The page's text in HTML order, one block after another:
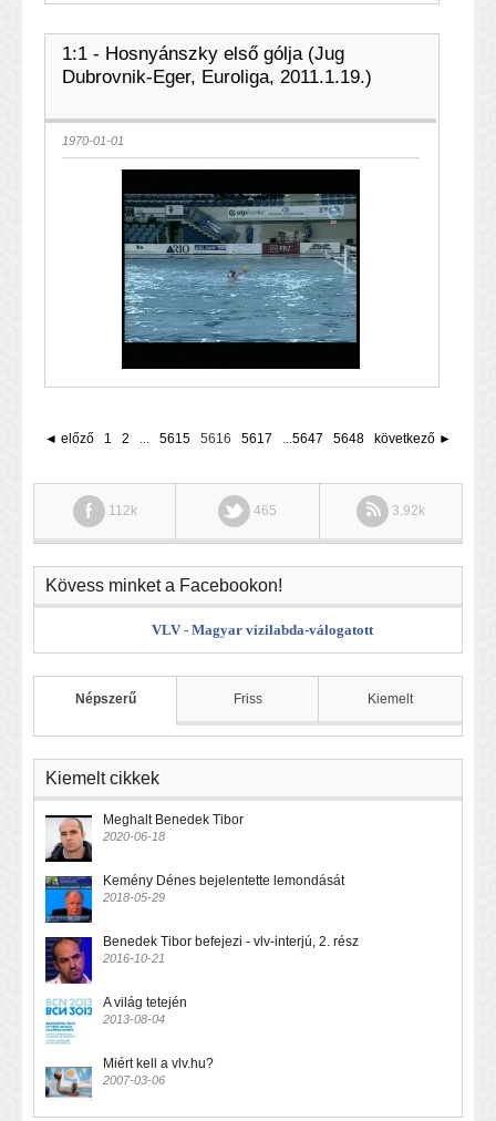
1:1 - Hosnyánszky első gólja (Jug
Dubrovnik-Eger, Euroliga, 2011.1.19.)
1970-01-01
◄ előző 1 2 ... 5615 5616 5617 ...5647 5648 következő ►
112k 465 3.92k
Kövess minket a Facebookon!
VLV - Magyar vízilabda-válogatott
Népszerű Friss Kiemelt
Kiemelt cikkek
Meghalt Benedek Tibor
2020-06-18
Kemény Dénes bejelentette lemondását
2018-05-29
Benedek Tibor befejezi - vlv-interjú, 2. rész
2016-10-21
A világ tetején
2013-08-04
Miért kell a vlv.hu?
2007-03-06